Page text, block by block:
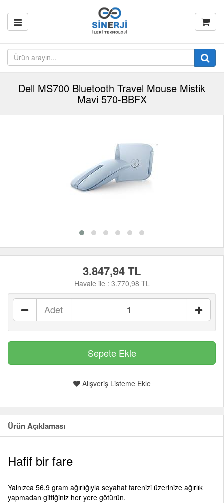
Dell MS700 Bluetooth Travel Mouse Mistik
Mavi 570-BBFX
3.847,94 TL
Havale ile : 3.770,98 TL
Adet
Alışveriş Listeme Ekle
Ürün Açıklaması
Hafif bir fare
Yalnızca 56,9 gram ağırlığıyla seyahat farenizi üzerinize ağırlık
yapmadan gittiğiniz her yere götürün.